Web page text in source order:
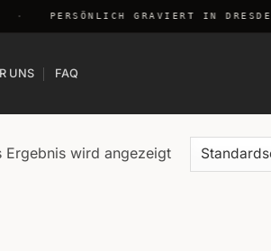
PERSÖNLICH GRAVIERT IN DRESDEN
UNS FAQ
Ergebnis wird angezeigt